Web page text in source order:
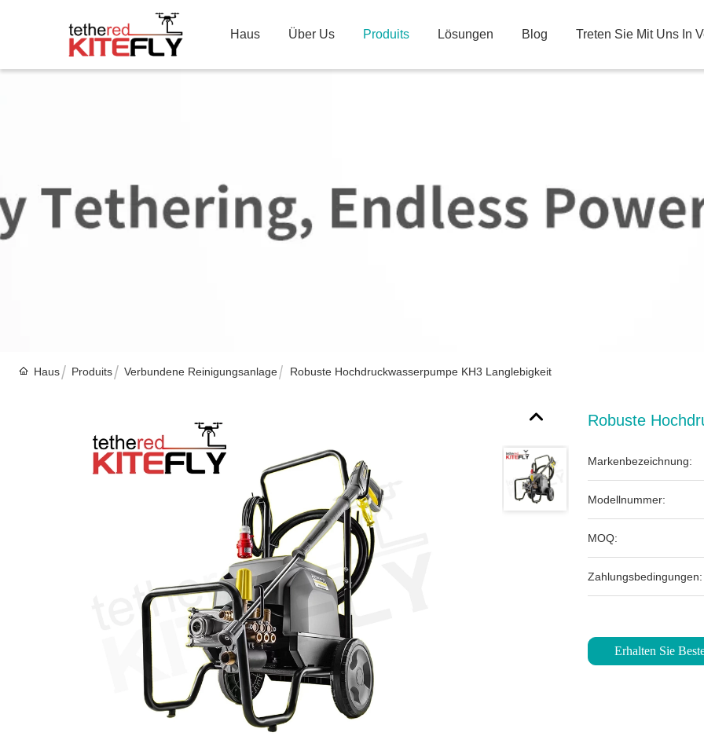
Haus Über Us Produits Lösungen Blog Treten Sie Mit Uns In
Haus Produits Verbundene Reinigungsanlage Robuste Hochdruckwasserpumpe KH3 Langlebigkeit
Robuste
Markenbezeichnung:
Modellnummer:
MOQ:
Zahlungsbedingungen:
Erhalten Sie